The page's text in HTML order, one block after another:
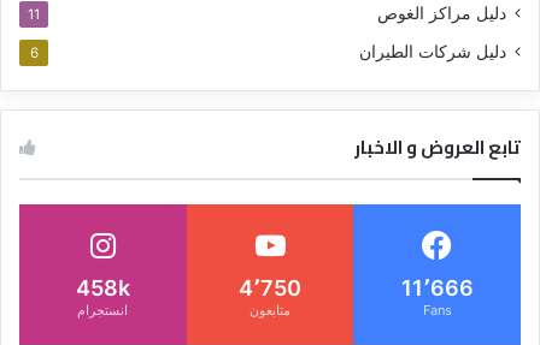
دليل مراكز الغوص 11
دليل شركات الطيران 6
تابع العروض و الاخبار
11٬666
Fans
4٬750
متابعون
458k
انستجرام